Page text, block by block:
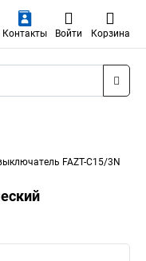
Контакты Войти Корзина
FAZT-C15/3N